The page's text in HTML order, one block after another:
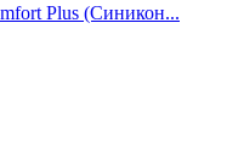
Plus (Синикон...